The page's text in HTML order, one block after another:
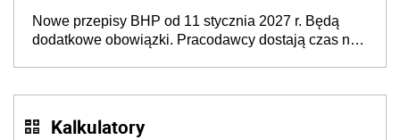
neuroatypowe. Powstanie Fundusz na rzecz
Inkluzywności w Zatrudnianiu?
Nowe przepisy BHP od 11 stycznia 2027 r. Będą
dodatkowe obowiązki. Pracodawcy dostają czas na
Kalkulatory